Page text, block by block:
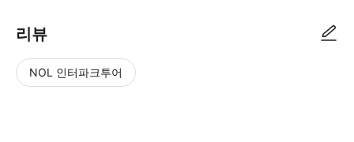
리뷰
NOL 인터파크투어